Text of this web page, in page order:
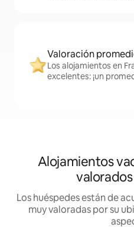
Valoración
Los alojamientos en
excelentes: ¡un
Alojamientos
Los huéspedes están de
muy valoradas por su